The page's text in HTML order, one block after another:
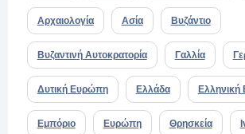
Αρχαιολογία Ασία Βυζάντιο
Βυζαντινή Αυτοκρατορία Γαλλία
Δυτική Ευρώπη Ελλάδα
Εμπόριο Ευρώπη Θρησκεία